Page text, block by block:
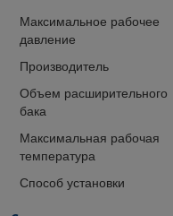
Максимальное рабочее
давление
Производитель
Объем расширительного
бака
Максимальная рабочая
температура
Способ установки